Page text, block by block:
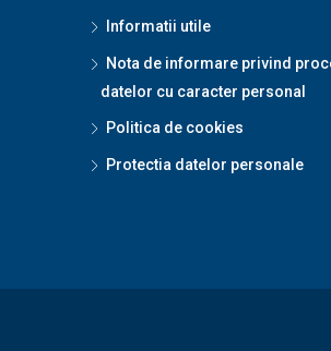
Informatii utile
Nota de informare privind
datelor cu caracter personal
Politica de cookies
Protectia datelor personale